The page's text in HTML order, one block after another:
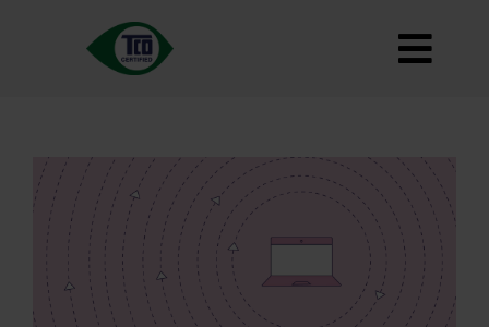
切
導
覽
如何使用
道路地圖
Product Finder
聯繫我們